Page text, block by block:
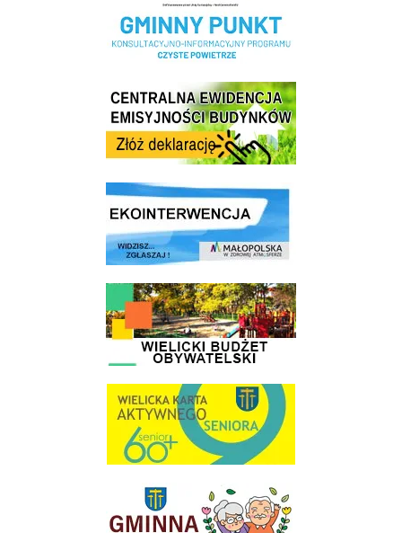
Centrala Ewidencja Emisyjności Budynków - złóż deklarację
link do strony ekointerwencja dot.- powietrza
link do strony - Wielicki Budżet Obywatelski
link do strony Wielicka Karta Aktywnego Seniora
link do strony Gminnej Rady Seniorow - Wieliczka